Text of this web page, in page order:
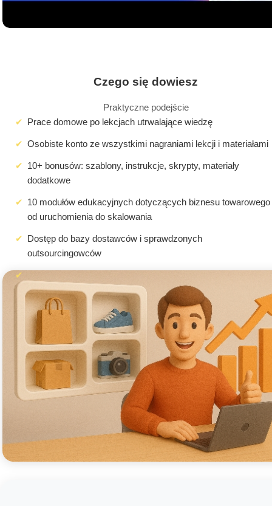
Czego się dowiesz
Praktyczne podejście
Prace domowe po lekcjach utrwalające wiedzę
Osobiste konto ze wszystkimi nagraniami lekcji i materiałami
10+ bonusów: szablony, instrukcje, skrypty, materiały
dodatkowe
10 modułów edukacyjnych dotyczących biznesu towarowego
od uruchomienia do skalowania
Dostęp do bazy dostawców i sprawdzonych
outsourcingowców